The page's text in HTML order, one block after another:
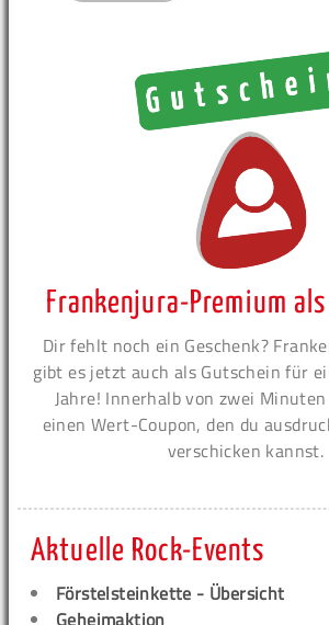
Frankenjura-Premium als
Dir fehlt noch ein Geschenk?
gibt es jetzt auch als Gutschein für
Jahre! Innerhalb von zwei
einen Wert-Coupon, den du
verschicken kannst.
Aktuelle Rock-Events
Förstelsteinkette - Übersicht
Geheimaktion